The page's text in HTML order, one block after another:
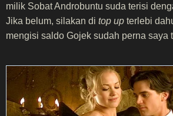
milik Sobat Androbuntu suda terisi
Jika belum, silakan di top up terlebi
mengisi saldo Gojek sudah perna saya